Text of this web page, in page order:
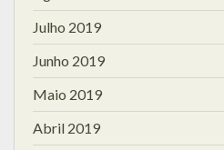
Julho 2019
Junho 2019
Maio 2019
Abril 2019